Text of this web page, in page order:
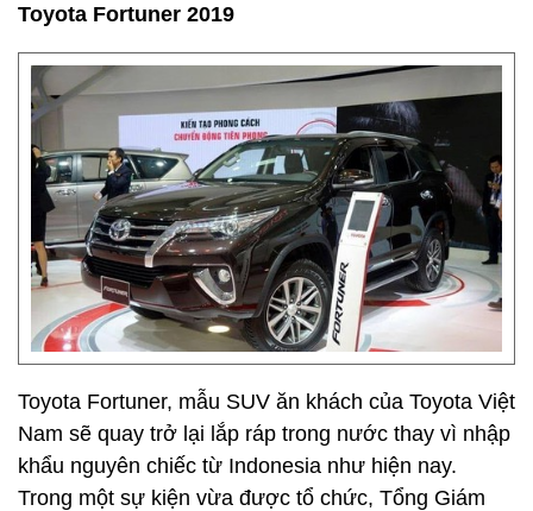
Toyota Fortuner 2019
Toyota Fortuner, mẫu SUV ăn khách của Toyota Việt
Nam sẽ quay trở lại lắp ráp trong nước thay vì nhập
khẩu nguyên chiếc từ Indonesia như hiện nay.
Trong một sự kiện vừa được tổ chức, Tổng Giám